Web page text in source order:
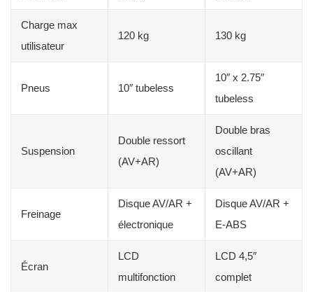
Charge max
utilisateur
120 kg 130 kg
Pneus 10″ tubeless
10″ x 2.75″
tubeless
Suspension
Double ressort
(AV+AR)
Double bras
oscillant
(AV+AR)
Freinage
Disque AV/AR +
électronique
Disque AV/AR +
E-ABS
Écran
LCD
multifonction
LCD 4,5″
complet